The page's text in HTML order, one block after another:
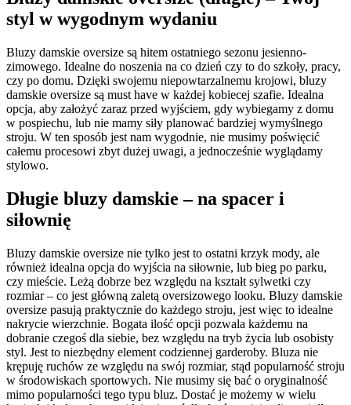
styl w wygodnym wydaniu
Bluzy damskie oversize są hitem ostatniego sezonu jesienno-
zimowego. Idealne do noszenia na co dzień czy to do szkoły, pracy,
czy po domu. Dzięki swojemu niepowtarzalnemu krojowi, bluzy
damskie oversize są must have w każdej kobiecej szafie. Idealna
opcja, aby założyć zaraz przed wyjściem, gdy wybiegamy z domu
w pospiechu, lub nie mamy siły planować bardziej wymyślnego
stroju. W ten sposób jest nam wygodnie, nie musimy poświęcić
całemu procesowi zbyt dużej uwagi, a jednocześnie wyglądamy
stylowo.
Długie bluzy damskie – na spacer i
siłownię
Bluzy damskie oversize nie tylko jest to ostatni krzyk mody, ale
również idealna opcja do wyjścia na siłownie, lub bieg po parku,
czy mieście. Leżą dobrze bez względu na kształt sylwetki czy
rozmiar – co jest główną zaletą oversizowego looku. Bluzy damskie
oversize pasują praktycznie do każdego stroju, jest więc to idealne
nakrycie wierzchnie. Bogata ilość opcji pozwala każdemu na
dobranie czegoś dla siebie, bez względu na tryb życia lub osobisty
styl. Jest to niezbędny element codziennej garderoby. Bluza nie
krępuję ruchów ze względu na swój rozmiar, stąd popularność stroju
w środowiskach sportowych. Nie musimy się bać o oryginalność
mimo popularności tego typu bluz. Dostać je możemy w wielu